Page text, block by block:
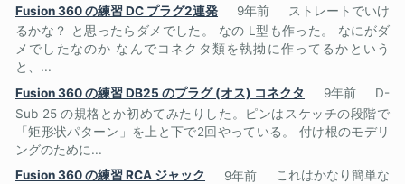
Fusion 360 の練習 DC プラグ2連発
9年前
ストレートでいけ
るかな？ と思ったらダメでした。 なの L型も作った。 なにがダ
メでしたなのか なんでコネクタ類を執拗に作ってるかという
と、...
Fusion 360 の練習 DB25 のプラグ (オス) コネクタ
9年前
D-
Sub 25 の規格とか初めてみたりした。ピンはスケッチの段階で
「矩形状パターン」を上と下で2回やっている。 付け根のモデリ
ングのために...
Fusion 360 の練習 RCA ジャック
9年前
これはかなり簡単な